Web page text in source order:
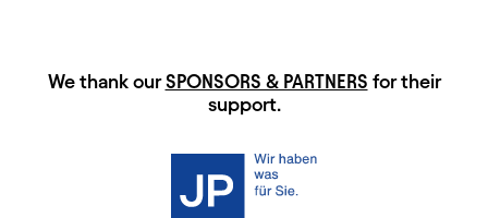
HAUPTSPONSOREN
We thank ourSPONSORS & PARTNERS for their
support.